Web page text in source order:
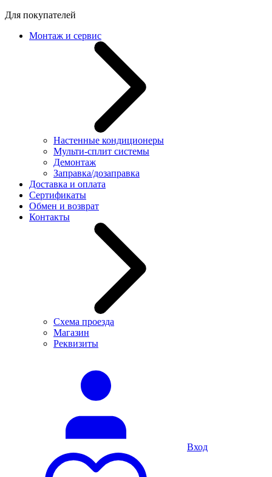
Для покупателей
Монтаж и сервис
Настенные кондиционеры
Мульти-сплит системы
Демонтаж
Заправка/дозаправка
Доставка и оплата
Сертификаты
Обмен и возврат
Контакты
Схема проезда
Магазин
Реквизиты
Вход